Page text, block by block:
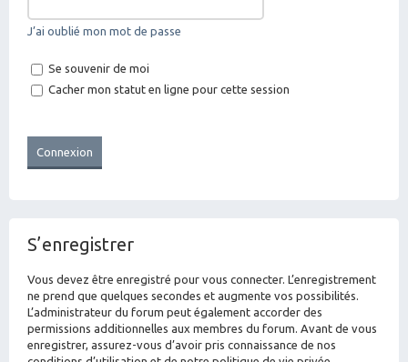
J’ai oublié mon mot de passe
Se souvenir de moi
Cacher mon statut en ligne pour cette session
S’enregistrer
Vous devez être enregistré pour vous connecter. L’enregistrement
ne prend que quelques secondes et augmente vos possibilités.
L’administrateur du forum peut également accorder des
permissions additionnelles aux membres du forum. Avant de vous
enregistrer, assurez-vous d’avoir pris connaissance de nos